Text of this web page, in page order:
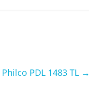
PDL 1483 TL →